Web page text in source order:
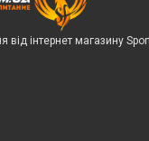
від інтернет магазину